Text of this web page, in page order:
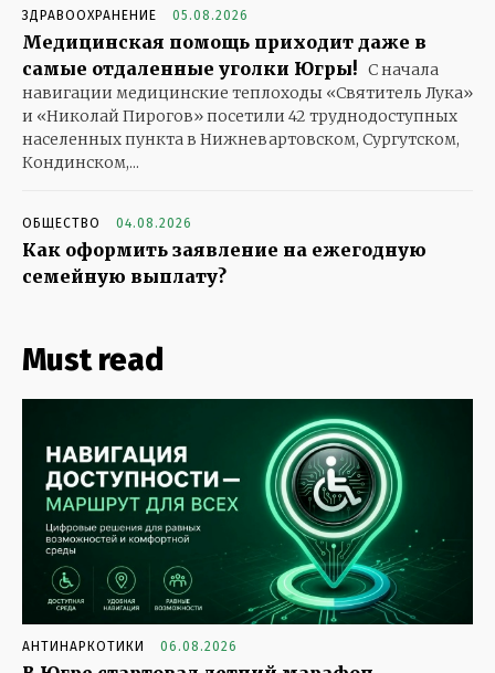
ЗДРАВООХРАНЕНИЕ 05.08.2026
Медицинская помощь приходит даже в
самые отдаленные уголки Югры! С начала
навигации медицинские теплоходы «Святитель Лука»
и «Николай Пирогов» посетили 42 труднодоступных
населенных пункта в Нижневартовском, Сургутском,
Кондинском,...
ОБЩЕСТВО 04.08.2026
Как оформить заявление на ежегодную
семейную выплату?
Must read
АНТИНАРКОТИКИ 06.08.2026